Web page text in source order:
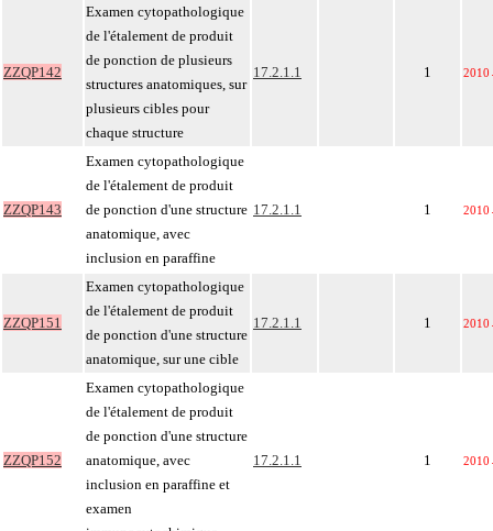
ZZQP142
Examen cytopathologique
de l'étalement de produit
de ponction de plusieurs
structures anatomiques, sur
plusieurs cibles pour
chaque structure
17.2.1.1 1 2010
ZZQP143
Examen cytopathologique
de l'étalement de produit
de ponction d'une structure
anatomique, avec
inclusion en paraffine
17.2.1.1 1 2010
ZZQP151
Examen cytopathologique
de l'étalement de produit
de ponction d'une structure
anatomique, sur une cible
17.2.1.1 1 2010
ZZQP152
Examen cytopathologique
de l'étalement de produit
de ponction d'une structure
anatomique, avec
inclusion en paraffine et
examen
17.2.1.1 1 2010